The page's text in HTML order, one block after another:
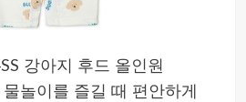
강아지 후드 올인원
놀이를 즐길 때 편안하게